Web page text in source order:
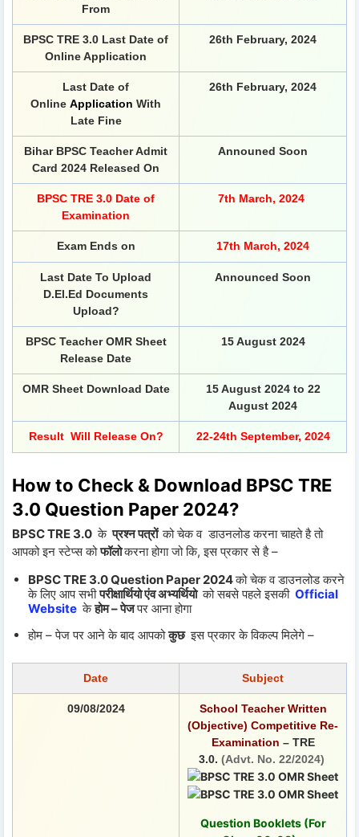
From
BPSC TRE 3.0 Last Date of
Online Application
26th February, 2024
Last Date of
Online Application With
LateFine
26th February, 2024
Bihar BPSC Teacher Admit
Card 2024 Released On
Announed Soon
BPSC TRE 3.0 Date of
Examination
7th March, 2024
Exam Ends on 17th March, 2024
Last Date To Upload
D.El.Ed Documents
Upload?
Announced Soon
BPSC Teacher OMR Sheet
Release Date
15 August 2024
OMR Sheet Download Date
15 August 2024 to 22
August 2024
Result Will Release On? 22-24th September, 2024
How to Check & Download BPSC TRE
3.0 Question Paper 2024?
BPSC TRE 3.0 के प्रश्न पत्रोंको चेक व डाउनलोड करना चाहते है तो
आपको इन स्टेप्स कोफॉलोकरना होगा जो कि, इस प्रकार से है –
BPSC TRE 3.0 Question Paper 2024को चेक व डाउनलोड करने
के लिए आप सभीपरीक्षार्थियो एंव अभ्यर्थियो को सबसे पहले इसकी Official
Website केहोम – पेजपर आना होगा
होम – पेज पर आने के बाद आपकोकुछ इस प्रकार के विकल्प मिलेगे –
Date Subject
09/08/2024
School Teacher Written
(Objective) Competitive Re-
Examination – TRE
3.0. (Advt. No. 22/2024)
Question Booklets (For